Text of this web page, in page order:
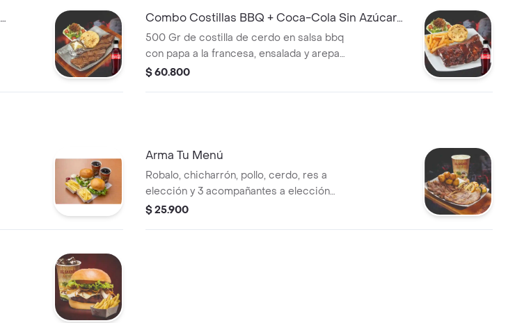
Combo Costillas BBQ + Coca-Cola Sin Azúcar
450 ml
500 Gr de costilla de cerdo en salsa bbq
con papa a la francesa, ensalada y arepa
de queso. + Gaseosa
$ 60.800
Arma Tu Menú
Robalo, chicharrón, pollo, cerdo, res a
elección y 3 acompañantes a elección
con limonada.
$ 25.900